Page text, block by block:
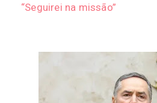
“Seguirei na missão”